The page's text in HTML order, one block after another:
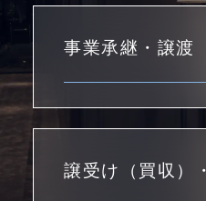
事業承継・譲渡
譲受け（買収）